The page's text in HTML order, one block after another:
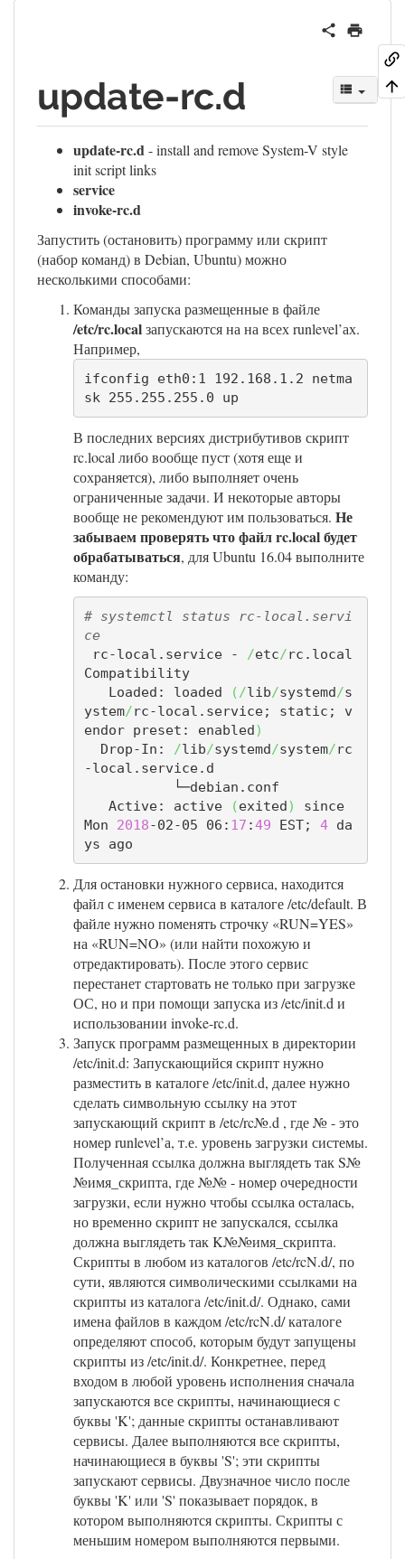
update-rc.d
update-rc.d- install and remove System-V style
init script links
service
invoke-rc.d
Запустить (остановить) программу или скрипт
(набор команд) в Debian, Ubuntu) можно
несколькими способами:
Команды запуска размещенные в файле
/etc/rc.localзапускаются на на всех runlevel’ах.
Например,
ifconfig eth0:1 192.168.1.2 netma
sk 255.255.255.0 up
В последних версиях дистрибутивов скрипт
rc.local либо вообще пуст (хотя еще и
сохраняется), либо выполняет очень
ограниченные задачи. И некоторые авторы
вообще не рекомендуют им пользоваться. Не
забываем проверять что файл rc.local будет
обрабатываться, для Ubuntu 16.04 выполните
команду:
# systemctl status rc-local.servi
ce
rc-local.service - /etc/rc.local
Compatibility
   Loaded: loaded
(/lib/systemd/s
ystem/rc-local.service; static; v
endor preset: enabled)
  Drop-In:
/lib/systemd/system/rc
-local.service.d
   Active: active
(exited)
since
Mon 2018-02-05 06: 17 :49 EST; 4 da
ys ago
Для остановки нужного сервиса, находится
файл с именем сервиса в каталоге /etc/default. В
файле нужно поменять строчку «RUN=YES»
на «RUN=NO» (или найти похожую и
отредактировать). После этого сервис
перестанет стартовать не только при загрузке
ОС, но и при помощи запуска из /etc/init.d и
использовании invoke-rc.d.
Запуск программ размещенных в директории
/etc/init.d: Запускающийся скрипт нужно
разместить в каталоге /etc/init.d, далее нужно
сделать символьную ссылку на этот
запускающий скрипт в /etc/rc№.d , где № - это
номер runlevel’а, т.е. уровень загрузки системы.
Полученная ссылка должна выглядеть так S№
№имя_скрипта, где №№ - номер очередности
загрузки, если нужно чтобы ссылка осталась,
но временно скрипт не запускался, ссылка
должна выглядеть так K№№имя_скрипта.
Скрипты в любом из каталогов /etc/rcN.d/, по
сути, являются символическими ссылками на
скрипты из каталога /etc/init.d/. Однако, сами
имена файлов в каждом /etc/rcN.d/ каталоге
определяют способ, которым будут запущены
скрипты из /etc/init.d/. Конкретнее, перед
входом в любой уровень исполнения сначала
запускаются все скрипты, начинающиеся с
буквы 'K'; данные скрипты останавливают
сервисы. Далее выполняются все скрипты,
начинающиеся в буквы 'S'; эти скрипты
запускают сервисы. Двузначное число после
буквы 'K' или 'S' показывает порядок, в
котором выполняются скрипты. Скрипты с
меньшим номером выполняются первыми.